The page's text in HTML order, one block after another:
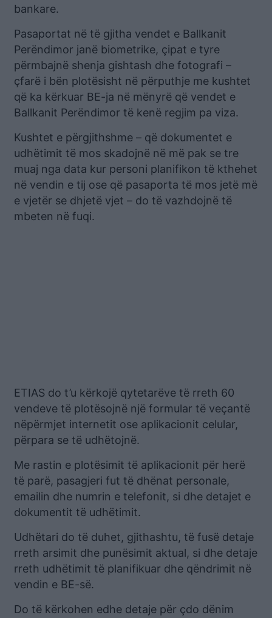
bankare.
Pasaportat në të gjitha vendet e Ballkanit
Perëndimor janë biometrike, çipat e tyre
përmbajnë shenja gishtash dhe fotografi –
çfarë i bën plotësisht në përputhje me kushtet
që ka kërkuar BE-ja në mënyrë që vendet e
Ballkanit Perëndimor të kenë regjim pa viza.
Kushtet e përgjithshme – që dokumentet e
udhëtimit të mos skadojnë në më pak se tre
muaj nga data kur personi planifikon të kthehet
në vendin e tij ose që pasaporta të mos jetë më
e vjetër se dhjetë vjet – do të vazhdojnë të
mbeten në fuqi.
ETIAS do t’u kërkojë qytetarëve të rreth 60
vendeve të plotësojnë një formular të veçantë
nëpërmjet internetit ose aplikacionit celular,
përpara se të udhëtojnë.
Me rastin e plotësimit të aplikacionit për herë
të parë, pasagjeri fut të dhënat personale,
emailin dhe numrin e telefonit, si dhe detajet e
dokumentit të udhëtimit.
Udhëtari do të duhet, gjithashtu, të fusë detaje
rreth arsimit dhe punësimit aktual, si dhe detaje
rreth udhëtimit të planifikuar dhe qëndrimit në
vendin e BE-së.
Do të kërkohen edhe detaje për çdo dënim